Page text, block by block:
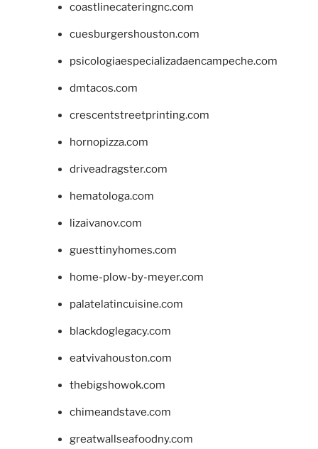
coastlinecateringnc.com
cuesburgershouston.com
psicologiaespecializadaencampeche.com
dmtacos.com
crescentstreetprinting.com
hornopizza.com
driveadragster.com
hematologa.com
lizaivanov.com
guesttinyhomes.com
home-plow-by-meyer.com
palatelatincuisine.com
blackdoglegacy.com
eatvivahouston.com
thebigshowok.com
chimeandstave.com
greatwallseafoodny.com